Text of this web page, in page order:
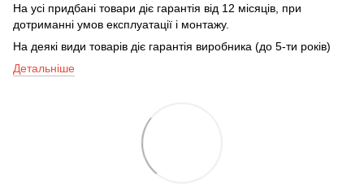
На усі придбані товари діє гарантія від 12 місяців, при
дотриманні умов експлуатації і монтажу.
На деякі види товарів діє гарантія виробника (до 5-ти років)
Детальніше